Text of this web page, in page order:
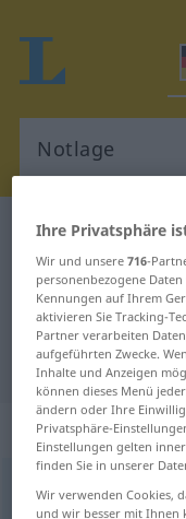
Deutsch-
Deutsch-
für
"Notlage"
Notlagef
Ihre Privatsphäre
Wir und unsere716-
personenbezogene
Kennungen auf Ihrem
aktivieren Sie Tracking-
Partner verarbeiten
aufgeführten Zwecke.
Inhalte und Anzeigen
können dieses Menü
ändern oder Ihre
Privatsphäre-
Einstellungen gelten
finden Sie in unserer
Wir verwenden Cookies,
und wir besser mit Ihnen